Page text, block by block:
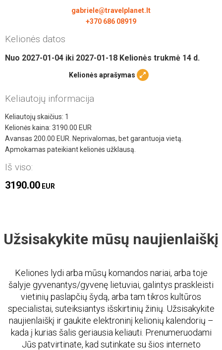
gabriele@travelplanet.lt
+370 686 08919
Kelionės datos
Nuo 2027-01-04 iki 2027-01-18 Kelionės trukmė 14 d.
Kelionės aprašymas
Keliautojų informacija
Keliautojų skaičius: 1
Kelionės kaina: 3190.00 EUR
Avansas 200.00 EUR. Neprivalomas, bet garantuoja vietą.
Apmokamas pateikiant kelionės užklausą.
Iš viso:
3190.00 EUR
Užsisakykite mūsų naujienlaiškį
Keliones lydi arba mūsų komandos nariai, arba toje
šalyje gyvenantys/gyvenę lietuviai, galintys praskleisti
vietinių paslapčių šydą, arba tam tikros kultūros
specialistai, suteiksiantys išskirtinių žinių. Užsisakykite
naujienlaiškį ir gaukite elektroninį kelionių kalendorių –
kada į kurias šalis geriausia keliauti. Prenumeruodami
Jūs patvirtinate, kad sutinkate su šios interneto